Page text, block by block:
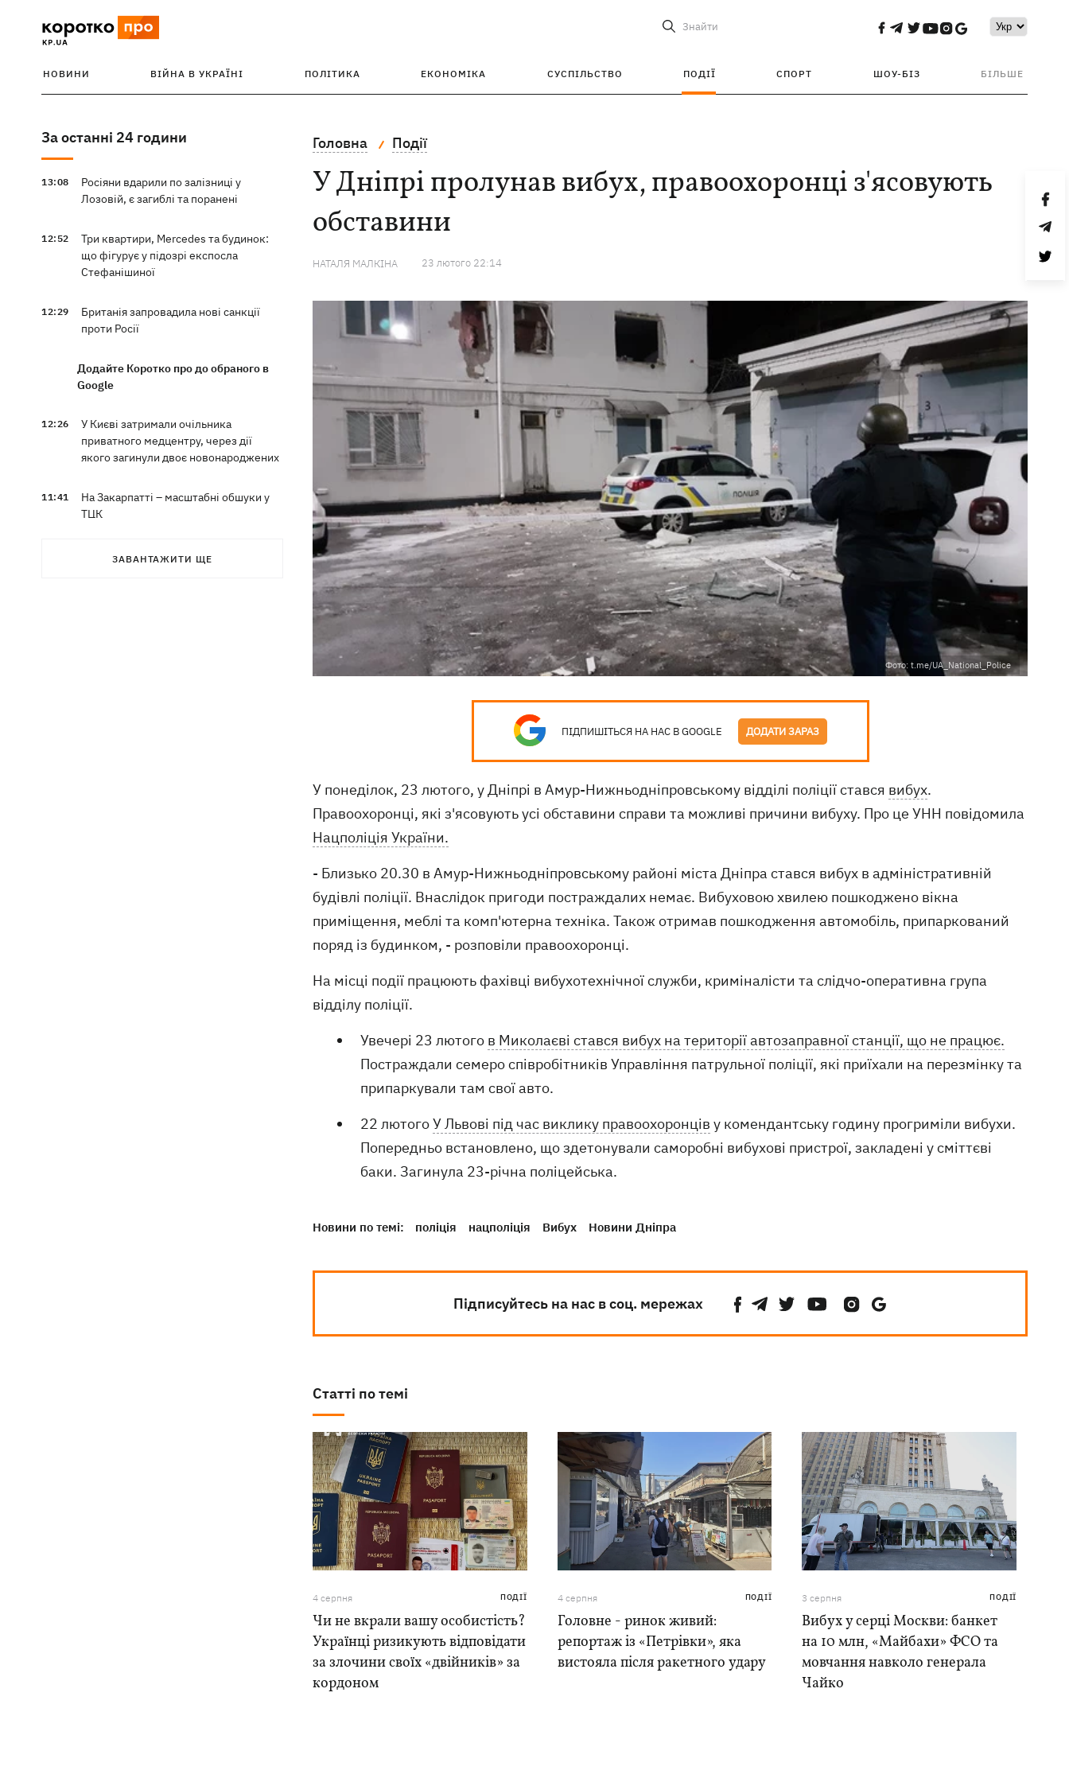
Знайти
НОВИНИ ВІЙНА В УКРАЇНІ ПОЛІТИКА ЕКОНОМІКА СУСПІЛЬСТВО ПОДІЇ СПОРТ ШОУ-БІЗ БІЛЬШЕ
За останні 24 години
13:08
Росіяни вдарили по залізниці у
Лозовій, є загиблі та поранені
12:52
Три квартири, Mercedes та будинок:
що фігурує у підозрі експосла
Стефанішиної
12:29
Британія запровадила нові санкції
проти Росії
Додайте Коротко про до обраного в
Google
12:26
У Києві затримали очільника
приватного медцентру, через дії
якого загинули двоє новонароджених
11:41
На Закарпатті – масштабні обшуки у
ТЦК
Експосол у США Стефанішина після
ЗАВАНТАЖИТИ ЩЕ
Головна Події
У Дніпрі пролунав вибух, правоохоронці з'ясовують
обставини
НАТАЛЯ МАЛКІНА 23 лютого 22:14
Фото: t.me/UA_National_Police
ПІДПИШІТЬСЯ НА НАС В GOOGLE ДОДАТИ ЗАРАЗ
У понеділок, 23 лютого, у Дніпрі в Амур-Нижньодніпровському відділі поліції стався вибух.
Правоохоронці, які з'ясовують усі обставини справи та можливі причини вибуху. Про це УНН повідомила
Нацполіція України.
- Близько 20.30 в Амур-Нижньодніпровському районі міста Дніпра стався вибух в адміністративній
будівлі поліції. Внаслідок пригоди постраждалих немає. Вибуховою хвилею пошкоджено вікна
приміщення, меблі та комп'ютерна техніка. Також отримав пошкодження автомобіль, припаркований
поряд із будинком, - розповіли правоохоронці.
На місці події працюють фахівці вибухотехнічної служби, криміналісти та слідчо-оперативна група
відділу поліції.
Увечері 23 лютого в Миколаєві стався вибух на території автозаправної станції, що не працює.
Постраждали семеро співробітників Управління патрульної поліції, які приїхали на перезмінку та
припаркували там свої авто.
22 лютогоУ Львові під час виклику правоохоронців у комендантську годину прогриміли вибухи.
Попередньо встановлено, що здетонували саморобні вибухові пристрої, закладені у сміттєві
баки. Загинула 23-річна поліцейська.
Новини по темі: поліція нацполіція Вибух Новини Дніпра
Підписуйтесь на нас в соц. мережах
Статті по темі
4 серпня ПОДІЇ
Чи не вкрали вашу особистість?
Українці ризикують відповідати
за злочини своїх «двійників» за
кордоном
4 серпня ПОДІЇ
Головне - ринок живий:
репортаж із «Петрівки», яка
вистояла після ракетного удару
3 серпня ПОДІЇ
Вибух у серці Москви: банкет
на 10 млн, «Майбахи» ФСО та
мовчання навколо генерала
Чайко